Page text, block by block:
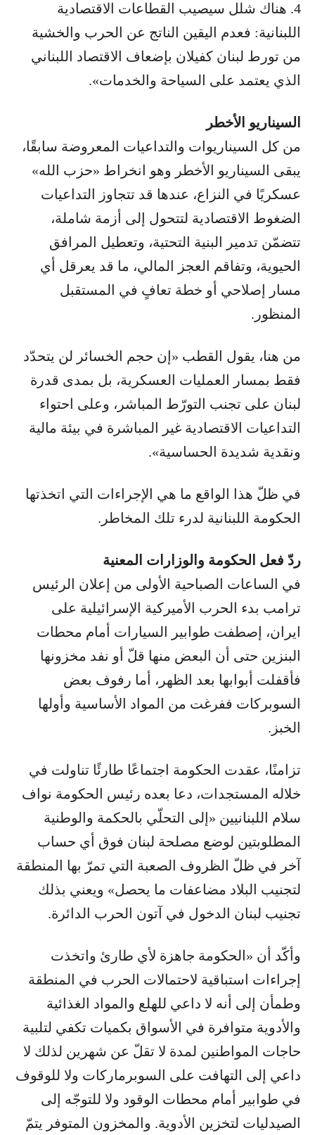
4. هناك شلل سيصيب القطاعات الاقتصادية
اللبنانية: فعدم اليقين الناتج عن الحرب والخشية
من تورط لبنان كفيلان بإضعاف الاقتصاد اللبناني
الذي يعتمد على السياحة والخدمات».
السيناريو الأخطر
من كل السيناريوات والتداعيات المعروضة سابقًا،
يبقى السيناريو الأخطر وهو انخراط «حزب الله»
عسكريًا في النزاع، عندها قد تتجاوز التداعيات
الضغوط الاقتصادية لتتحول إلى أزمة شاملة،
تتضمّن تدمير البنية التحتية، وتعطيل المرافق
الحيوية، وتفاقم العجز المالي، ما قد يعرقل أي
مسار إصلاحي أو خطة تعافٍ في المستقبل
المنظور.
من هنا، يقول القطب «إن حجم الخسائر لن يتحدّد
فقط بمسار العمليات العسكرية، بل بمدى قدرة
لبنان على تجنب التورّط المباشر، وعلى احتواء
التداعيات الاقتصادية غير المباشرة في بيئة مالية
ونقدية شديدة الحساسية».
في ظلّ هذا الواقع ما هي الإجراءات التي اتخذتها
الحكومة اللبنانية لدرء تلك المخاطر.
ردّ فعل الحكومة والوزارات المعنية
في الساعات الصباحية الأولى من إعلان الرئيس
ترامب بدء الحرب الأميركية الإسرائيلية على
ايران، إصطفت طوابير السيارات أمام محطات
البنزين حتى أن البعض منها قلّ أو نفد مخزونها
فأقفلت أبوابها بعد الظهر، أما رفوف بعض
السوبركات ففرغت من المواد الأساسية وأولها
الخبز.
تزامنًا، عقدت الحكومة اجتماعًا طارئًا تناولت في
خلاله المستجدات، دعا بعده رئيس الحكومة نواف
سلام اللبنانيين «إلى التحلّي بالحكمة والوطنية
المطلوبتين لوضع مصلحة لبنان فوق أي حساب
آخر في ظلّ الظروف الصعبة التي تمرّ بها المنطقة
لتجنيب البلاد مضاعفات ما يحصل» ويعني بذلك
تجنيب لبنان الدخول في آتون الحرب الدائرة.
وأكّد أن «الحكومة جاهزة لأي طارئ واتخذت
إجراءات استباقية لاحتمالات الحرب في المنطقة
وطمأن إلى أنه لا داعي للهلع والمواد الغذائية
والأدوية متوافرة في الأسواق بكميات تكفي لتلبية
حاجات المواطنين لمدة لا تقلّ عن شهرين لذلك لا
داعي إلى التهافت على السوبرماركات ولا للوقوف
في طوابير أمام محطات الوقود ولا للتوجّه إلى
الصيدليات لتخزين الأدوية. والمخزون المتوفر يتمّ